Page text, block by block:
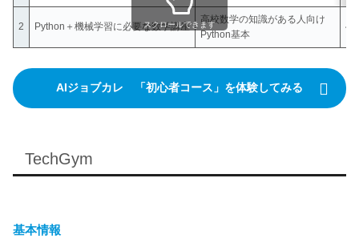
2 Python＋機械学習に必要な数学講座
高校数学の知識がある人向け
Python基本
スクロールできます
AIジョブカレ 「初心者コース」を体験してみる
TechGym
基本情報